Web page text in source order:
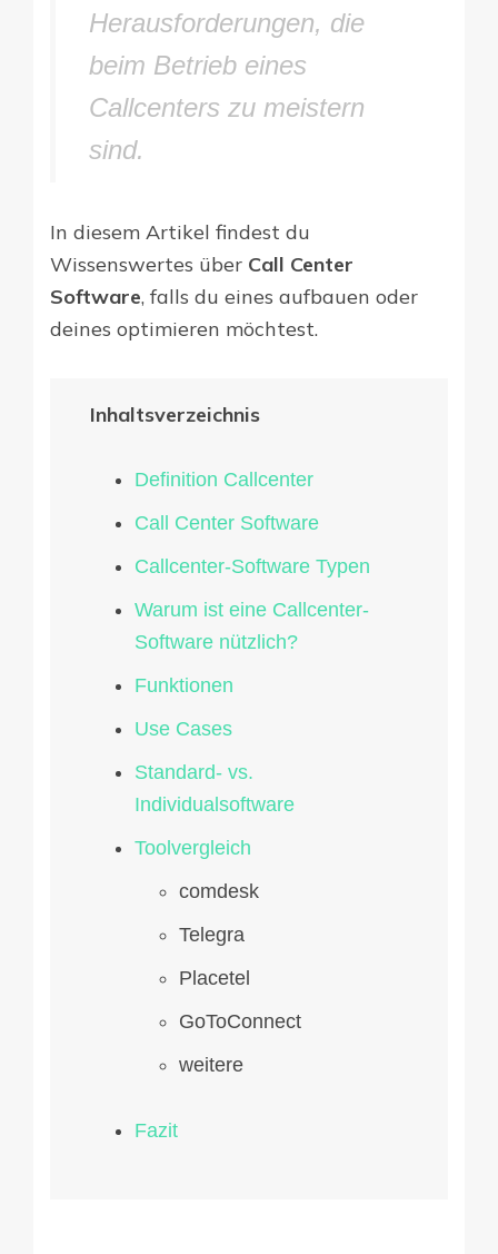
Herausforderungen, die
beim Betrieb eines
Callcenters zu meistern
sind.
In diesem Artikel findest du
Wissenswertes über Call Center
Software, falls du eines aufbauen oder
deines optimieren möchtest.
Inhaltsverzeichnis
Definition Callcenter
Call Center Software
Callcenter-Software Typen
Warum ist eine Callcenter-
Software nützlich?
Funktionen
Use Cases
Standard- vs.
Individualsoftware
Toolvergleich
comdesk
Telegra
Placetel
GoToConnect
weitere
Fazit